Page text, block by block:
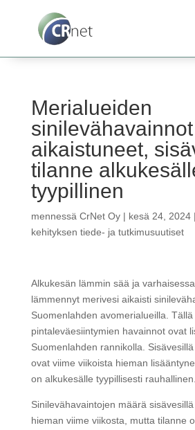
Merialueiden
sinilevähavainnot
aikaistuneet,
tilanne
tyypillinen
mennessä CrNet Oy| kesä 24, 2024|
kehityksen tiede- ja tutkimusuutiset
Alkukesän lämmin sää ja
lämmennyt merivesi aikaisti
Suomenlahden avomerialueilla. Tällä
pintaleväesiintymien havainnot ovat
Suomenlahden rannikolla.
ovat viime viikoista hieman
on alkukesälle tyypillisesti rauhallinen.
Sinilevähavaintojen määrä
hieman viime viikosta, mutta tilanne